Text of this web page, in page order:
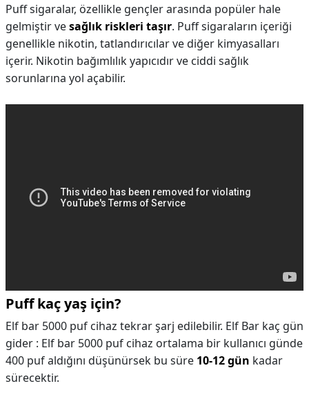
Puff sigaralar, özellikle gençler arasında popüler hale
gelmiştir vesağlık riskleri taşır. Puff sigaraların içeriği
genellikle nikotin, tatlandırıcılar ve diğer kimyasalları
içerir. Nikotin bağımlılık yapıcıdır ve ciddi sağlık
sorunlarına yol açabilir.
Puff kaç yaş için?
Elf bar 5000 puf cihaz tekrar şarj edilebilir. Elf Bar kaç gün
gider : Elf bar 5000 puf cihaz ortalama bir kullanıcı günde
400 puf aldığını düşünürsek bu süre 10-12 gün kadar
sürecektir.